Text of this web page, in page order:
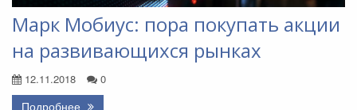
Марк Мобиус: пора покупать акции
на развивающихся рынках
12.11.2018 0
Подробнее